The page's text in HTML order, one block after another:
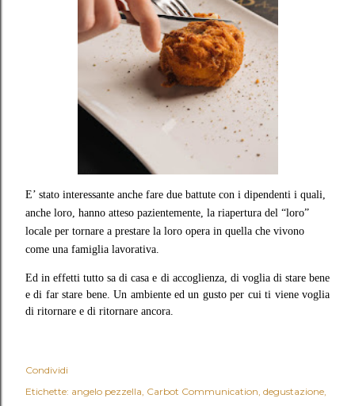
E’ stato interessante anche fare due battute con i dipendenti i quali,
anche loro, hanno atteso pazientemente, la riapertura del “loro”
locale per tornare a prestare la loro opera in quella che vivono
come una famiglia lavorativa.
Ed in effetti tutto sa di casa e di accoglienza, di voglia di stare bene
e di far stare bene. Un ambiente ed un gusto per cui ti viene voglia
di ritornare e di ritornare ancora.
Condividi
Etichette: angelo pezzella Carbot Communication degustazione